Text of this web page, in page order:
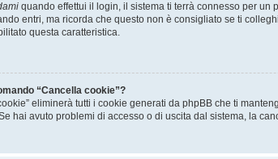
quando effettui il login, il sistema ti terrà connesso per
entri, ma ricorda che questo non è consigliato se ti
questa caratteristica.
“Cancella cookie”?
eliminerà tutti i cookie generati da phpBB che ti
hai avuto problemi di accesso o di uscita dal sistema, la